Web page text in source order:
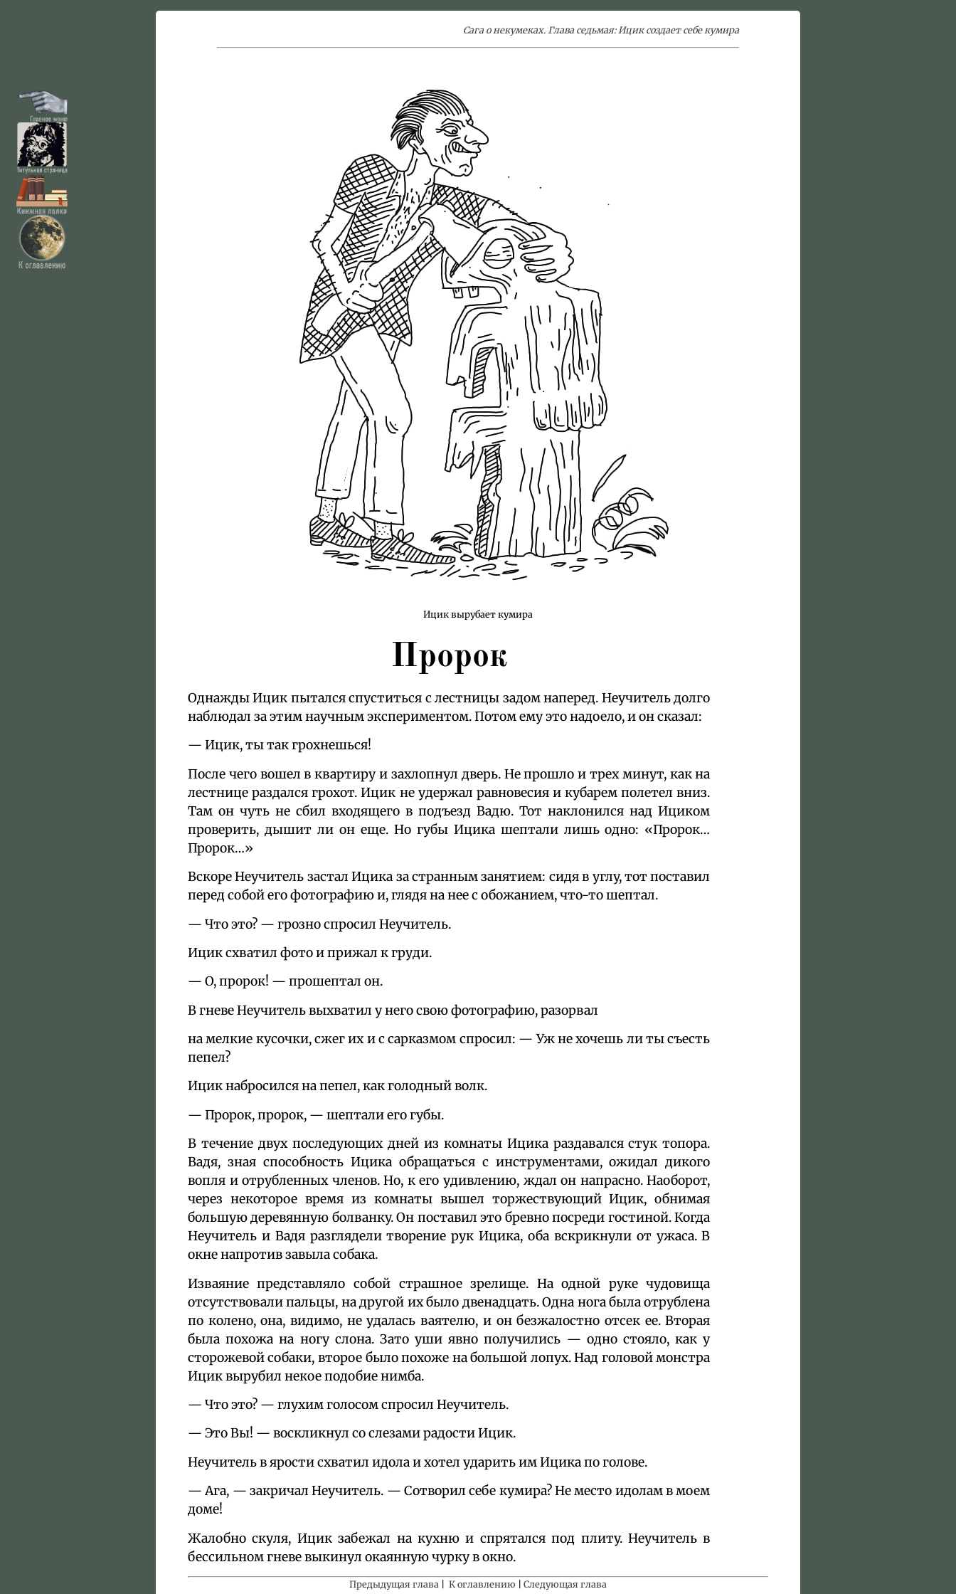
Сага о некумеках. Глава седьмая: Ицик создает себе кумира
Ицик вырубает кумира
Пророк
Однажды Ицик пытался спуститься с лестницы задом наперед. Неучитель долго
наблюдал за этим научным экспериментом. Потом ему это надоело, и он сказал:
— Ицик, ты так грохнешься!
После чего вошел в квартиру и захлопнул дверь. Не прошло и трех минут, как на
лестнице раздался грохот. Ицик не удержал равновесия и кубарем полетел вниз.
Там он чуть не сбил входящего в подъезд Вадю. Тот наклонился над Ициком
проверить, дышит ли он еще. Но губы Ицика шептали лишь одно: «Пророк…
Пророк…»
Вскоре Неучитель застал Ицика за странным занятием: сидя в углу, тот поставил
перед собой его фотографию и, глядя на нее с обожанием, что-то шептал.
— Что это? — грозно спросил Неучитель.
Ицик схватил фото и прижал к груди.
— О, пророк! — прошептал он.
В гневе Неучитель выхватил у него свою фотографию, разорвал
на мелкие кусочки, сжег их и с сарказмом спросил: — Уж не хочешь ли ты съесть
пепел?
Ицик набросился на пепел, как голодный волк.
— Пророк, пророк, — шептали его губы.
В течение двух последующих дней из комнаты Ицика раздавался стук топора.
Вадя, зная способность Ицика обращаться с инструментами, ожидал дикого
вопля и отрубленных членов. Но, к его удивлению, ждал он напрасно. Наоборот,
через некоторое время из комнаты вышел торжествующий Ицик, обнимая
большую деревянную болванку. Он поставил это бревно посреди гостиной. Когда
Неучитель и Вадя разглядели творение рук Ицика, оба вскрикнули от ужаса. В
окне напротив завыла собака.
Изваяние представляло собой страшное зрелище. На одной руке чудовища
отсутствовали пальцы, на другой их было двенадцать. Одна нога была отрублена
по колено, она, видимо, не удалась ваятелю, и он безжалостно отсек ее. Вторая
была похожа на ногу слона. Зато уши явно получились — одно стояло, как у
сторожевой собаки, второе было похоже на большой лопух. Над головой монстра
Ицик вырубил некое подобие нимба.
— Что это? — глухим голосом спросил Неучитель.
— Это Вы! — воскликнул со слезами радости Ицик.
Неучитель в ярости схватил идола и хотел ударить им Ицика по голове.
— Ага, — закричал Неучитель. — Сотворил себе кумира? Не место идолам в моем
доме!
Жалобно скуля, Ицик забежал на кухню и спрятался под плиту. Неучитель в
бессильном гневе выкинул окаянную чурку в окно.
Предыдущая глава К оглавлению Следующая глава